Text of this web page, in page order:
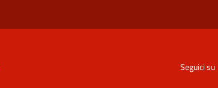
Seguici su